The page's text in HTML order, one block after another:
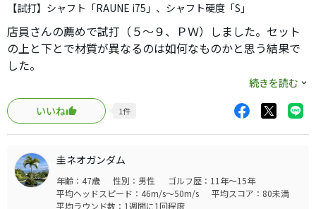
90を切るかどうかくらいでこれから上達しても長く使えるアイア
ン、ということでお勧めできるものだと思います。
【試打】シャフト「RAUNE i75」、シャフト硬度「S」
店員さんの薦めで試打（５～９、ＰＷ）しました。セット
の上と下とで材質が異なるのは如何なものかと思う結果で
した。
５～７番では捕まりが悪くて右目に飛び、８番以下では捕
まり過ぎる・・・ちょっと扱いにくいアイアンでした。
続きを読む
いいね
1件
圭ネオガンダム
年齢：47歳 性別：男性
ゴルフ歴：11年～15年
平均ヘッドスピード：46m/s～50m/s
平均スコア：80未満
平均ラウンド数：1週間に1回程度